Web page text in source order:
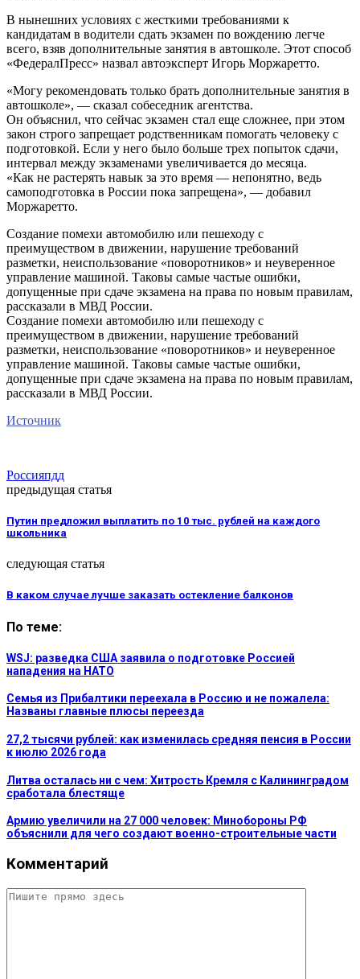
В нынешних условиях с жесткими требованиями к
кандидатам в водители сдать экзамен по вождению легче
всего, взяв дополнительные занятия в автошколе. Этот способ
«ФедералПресс» назвал автоэксперт Игорь Моржаретто.
«Могу рекомендовать только брать дополнительные занятия в
автошколе», — сказал собеседник агентства.
Он объяснил, что сейчас экзамен стал еще сложнее, при этом
закон строго запрещает родственникам помогать человеку с
подготовкой. Если у него было больше трех попыток сдачи,
интервал между экзаменами увеличивается до месяца.
«Как не растерять навык за это время — непонятно, ведь
самоподготовка в России пока запрещена», — добавил
Моржаретто.
Создание помехи автомобилю или пешеходу с
преимуществом в движении, нарушение требований
разметки, неиспользование «поворотников» и неуверенное
управление машиной. Таковы самые частые ошибки,
допущенные при сдаче экзамена на права по новым правилам,
рассказали в МВД России.
Создание помехи автомобилю или пешеходу с
преимуществом в движении, нарушение требований
разметки, неиспользование «поворотников» и неуверенное
управление машиной. Таковы самые частые ошибки,
допущенные при сдаче экзамена на права по новым правилам,
рассказали в МВД России.
Источник
Россияпдд
предыдущая статья
Путин предложил выплатить по 10 тыс. рублей на каждого
школьника
следующая статья
В каком случае лучше заказать остекление балконов
По теме:
WSJ: разведка США заявила о подготовке Россией
нападения на НАТО
Семья из Прибалтики переехала в Россию и не пожалела:
Названы главные плюсы переезда
27,2 тысячи рублей: как изменилась средняя пенсия в России
к июлю 2026 года
Литва осталась ни с чем: Хитрость Кремля с Калининградом
сработала блестяще
Армию увеличили на 27 000 человек: Минобороны РФ
объяснили для чего создают военно-строительные части
Комментарий